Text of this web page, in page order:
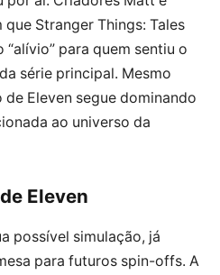
Stranger Things: Tales
para quem sentiu o
série principal. Mesmo
Eleven segue dominando
ao universo da
Eleven
possível simulação, já
para futuros spin-offs. A